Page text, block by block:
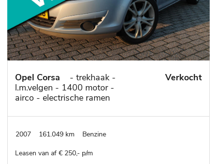
Opel Corsa
- trekhaak -
l.m.velgen - 1400 motor -
airco - electrische ramen
Verkocht
2007 161.049 km Benzine
Leasen van af € 250,- p/m